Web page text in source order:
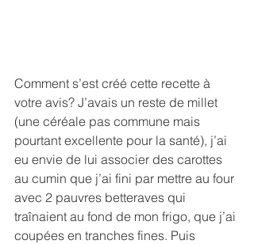
Comment s’est créé cette recette à
votre avis? J’avais un reste de millet
(une céréale pas commune mais
pourtant excellente pour la santé), j’ai
eu envie de lui associer des carottes
au cumin que j’ai fini par mettre au four
avec 2 pauvres betteraves qui
traînaient au fond de mon frigo, que j’ai
coupées en tranches fines. Puis